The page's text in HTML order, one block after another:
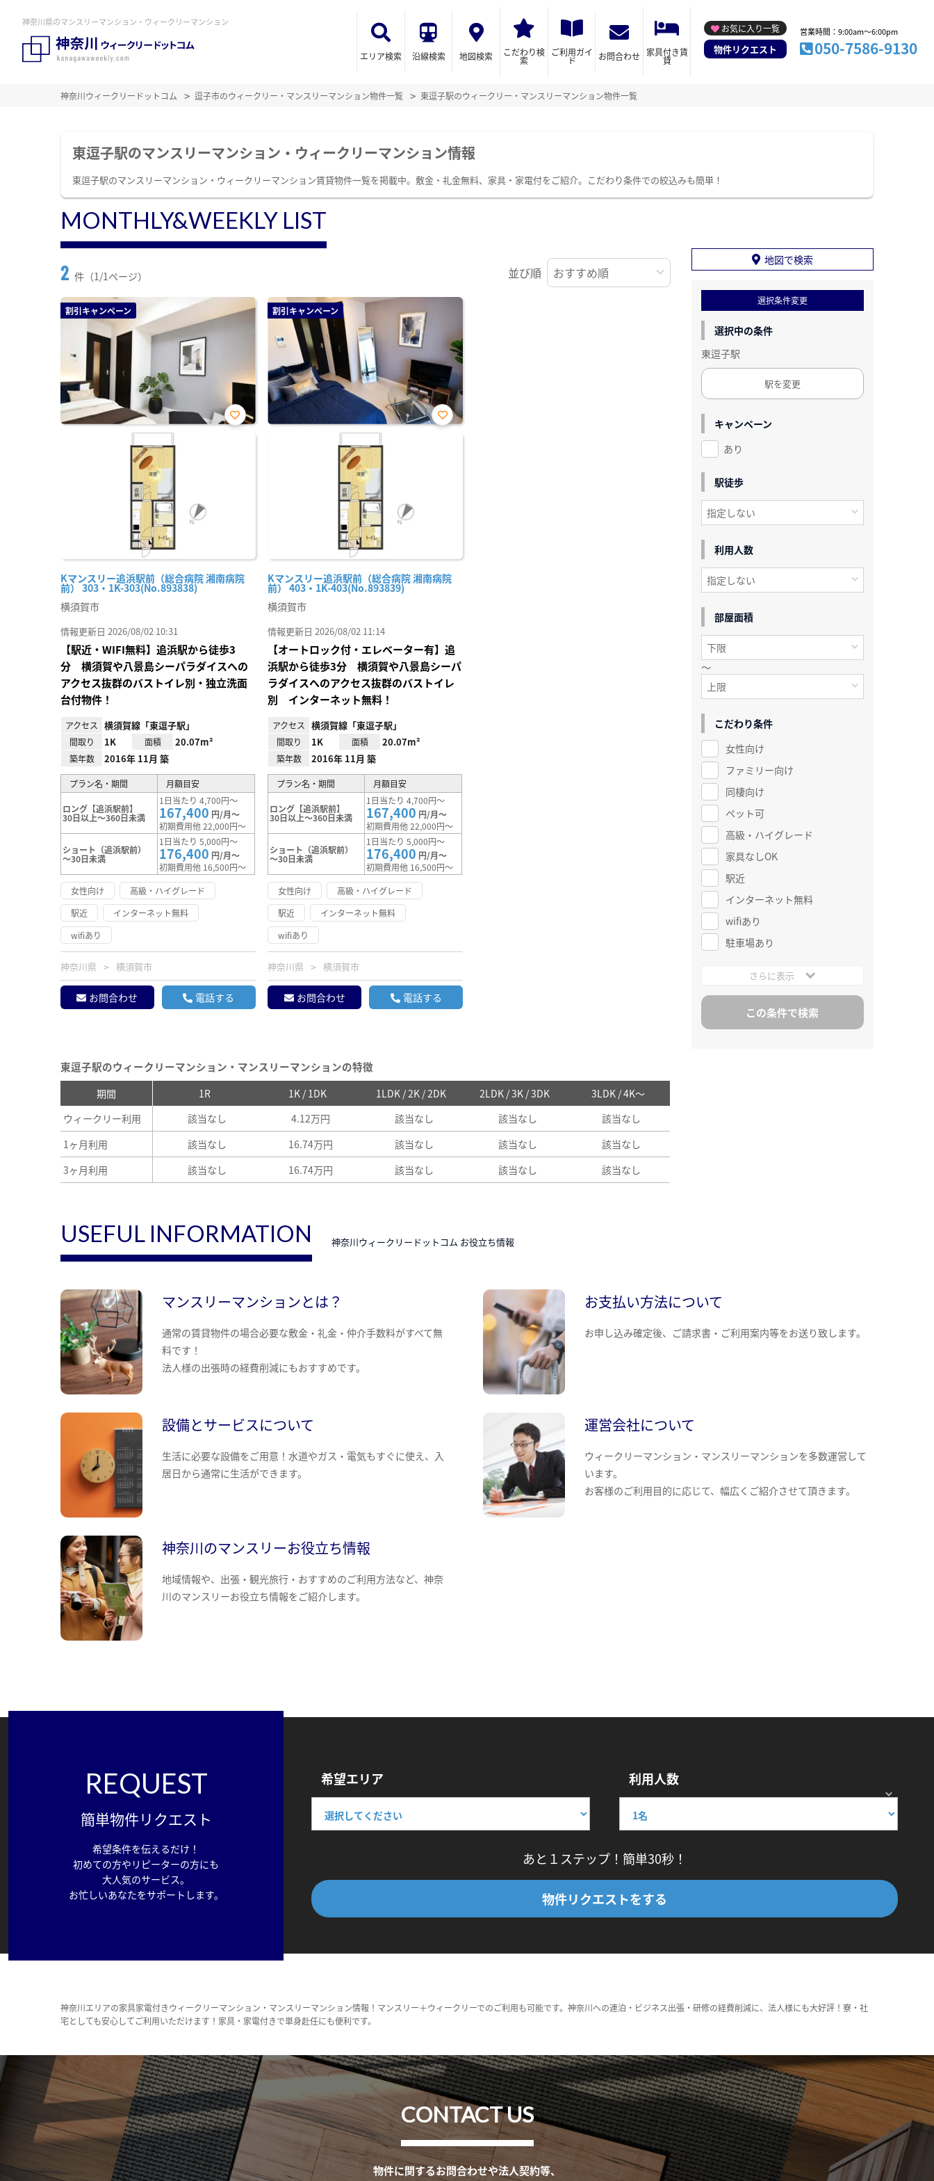
神奈川県のマンスリーマンション・ウィークリーマンション
エリア検索 沿線検索 地図検索 こだわり検
索
ご利用ガイ
ド お問合わせ 家具付き賃
貸
お気に入り一覧
物件リクエスト
営業時間：9:00am～6:00pm
050-7586-9130
神奈川ウィークリードットコム 逗子市のウィークリー・マンスリーマンション物件一覧 東逗子駅のウィークリー・マンスリーマンション物件一覧
東逗子駅のマンスリーマンション・ウィークリーマンション情報
東逗子駅のマンスリーマンション・ウィークリーマンション賃貸物件一覧を掲載中。敷金・礼金無料、家具・家電付をご紹介。こだわり条件での絞込みも簡単！
MONTHLY&WEEKLY LIST
2 件（1/1ページ） 並び順
割引キャンペーン
Kマンスリー追浜駅前（総合病院 湘南病院
前） 303・1K-303(No.893838)
お気
横須賀市
情報更新日 2026/08/02 10:31
【駅近・WIFI無料】追浜駅から徒歩3
分 横須賀や八景島シーパラダイスへの
アクセス抜群のバストイレ別・独立洗面
台付物件！
アクセス 横須賀線「東逗子駅」
間取り 1K 面積 20.07m²
築年数 2016年 11月 築
プラン名・期間 月額目安
ロング【追浜駅前】
30日以上～360日未満
1日当たり 4,700円～
167,400 円/月～
初期費用他 22,000円～
ショート（追浜駅前）
～30日未満
1日当たり 5,000円～
176,400 円/月～
初期費用他 16,500円～
女性向け
高級・ハイグレード
駅近
インターネット無料
wifiあり
神奈川県 横須賀市
お問合わせ 電話する
割引キャンペーン
Kマンスリー追浜駅前（総合病院 湘南病院
前） 403・1K-403(No.893839)
お気
横須賀市
情報更新日 2026/08/02 11:14
【オートロック付・エレベーター有】追
浜駅から徒歩3分 横須賀や八景島シーパ
ラダイスへのアクセス抜群のバストイレ
別 インターネット無料！
アクセス 横須賀線「東逗子駅」
間取り 1K 面積 20.07m²
築年数 2016年 11月 築
プラン名・期間 月額目安
ロング【追浜駅前】
30日以上～360日未満
1日当たり 4,700円～
167,400 円/月～
初期費用他 22,000円～
ショート（追浜駅前）
～30日未満
1日当たり 5,000円～
176,400 円/月～
初期費用他 16,500円～
女性向け
高級・ハイグレード
駅近
インターネット無料
wifiあり
神奈川県 横須賀市
お問合わせ 電話する
東逗子駅のウィークリーマンション・マンスリーマンションの特徴
期間 1R 1K / 1DK 1LDK / 2K / 2DK 2LDK / 3K / 3DK
3LDK / 4K～
ウィークリー利用
該当なし 4.12万円 該当なし 該当なし
該当なし
1ヶ月利用
該当なし 16.74万円 該当なし 該当なし
該当なし
3ヶ月利用
該当なし 16.74万円 該当なし 該当なし 該当なし
地図で検索
選択条件変更
選択中の条件
東逗子駅
駅を変更
キャンペーン
あり
駅徒歩
利用人数
部屋面積
～
こだわり条件
女性向け
ファミリー向け
同棲向け
ペット可
高級・ハイグレード
家具なしOK
駅近
インターネット無料
wifiあり
駐車場あり
さらに表示
USEFUL INFORMATION 神奈川ウィークリードットコム お役立ち情報
マンスリーマンションとは？
通常の賃貸物件の場合必要な敷金・礼金・仲介手数料がすべて無
料です！
法人様の出張時の経費削減にもおすすめです。
お支払い方法について
お申し込み確定後、ご請求書・ご利用案内等をお送り致します。
設備とサービスについて
生活に必要な設備をご用意！水道やガス・電気もすぐに使え、入
居日から通常に生活ができます。
運営会社について
ウィークリーマンション・マンスリーマンションを多数運営して
います。
お客様のご利用目的に応じて、幅広くご紹介させて頂きます。
神奈川のマンスリーお役立ち情報
地域情報や、出張・観光旅行・おすすめのご利用方法など、神奈
川のマンスリーお役立ち情報をご紹介します。
REQUEST
簡単物件リクエスト
希望条件を伝えるだけ！
初めての方やリピーターの方にも
大人気のサービス。
お忙しいあなたをサポートします。
希望エリア 利用人数
あと１ステップ！簡単30秒！
物件リクエストをする
神奈川エリアの家具家電付きウィークリーマンション・マンスリーマンション情報！マンスリー＋ウィークリーでのご利用も可能です。神奈川への連泊・ビジネス出張・研修の経費削減に、法人様にも大好評！寮・社
宅としても安心してご利用いただけます！家具・家電付きで単身赴任にも便利です。
CONTACT US
物件に関するお問合わせや法人契約等、